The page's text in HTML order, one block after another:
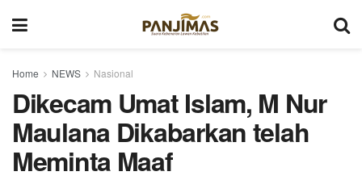
Home NEWS Nasional
Dikecam Umat Islam, M Nur
Maulana Dikabarkan telah
Meminta Maaf